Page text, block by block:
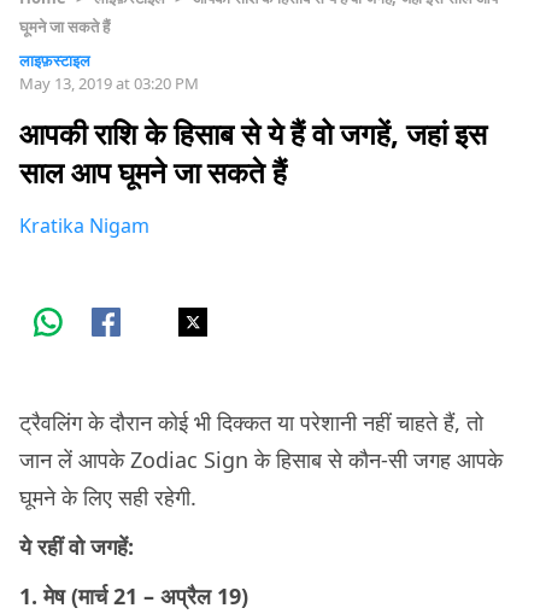
घूमने जा सकते हैं
लाइफ़स्टाइल
May 13, 2019 at 03:20 PM
आपकी राशि के हिसाब से ये हैं वो जगहें, जहां इस
साल आप घूमने जा सकते हैं
Kratika Nigam
ट्रैवलिंग के दौरान कोई भी दिक्कत या परेशानी नहीं चाहते हैं, तो
जान लें आपके Zodiac Sign के हिसाब से कौन-सी जगह आपके
घूमने के लिए सही रहेगी.
ये रहीं वो जगहें:
1. मेष (मार्च 21 – अप्रैल 19)